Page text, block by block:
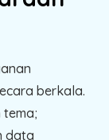
berkala.
tema;
data